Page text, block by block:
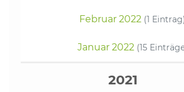
Februar 2022 (1 Eintrag)
Januar 2022 (15
2021